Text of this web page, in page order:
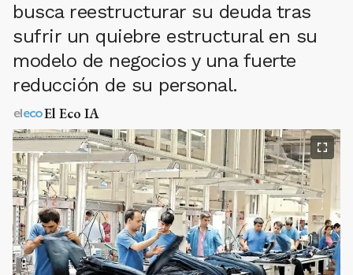
busca reestructurar su deuda tras
sufrir un quiebre estructural en su
modelo de negocios y una fuerte
reducción de su personal.
El Eco IA